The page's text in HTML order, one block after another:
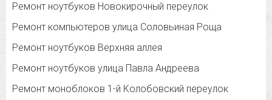
Ремонт ноутбуков Новокирочный переулок
Ремонт компьютеров улица Соловьиная Роща
Ремонт ноутбуков Верхняя аллея
Ремонт ноутбуков улица Павла Андреева
Ремонт моноблоков 1-й Колобовский переулок